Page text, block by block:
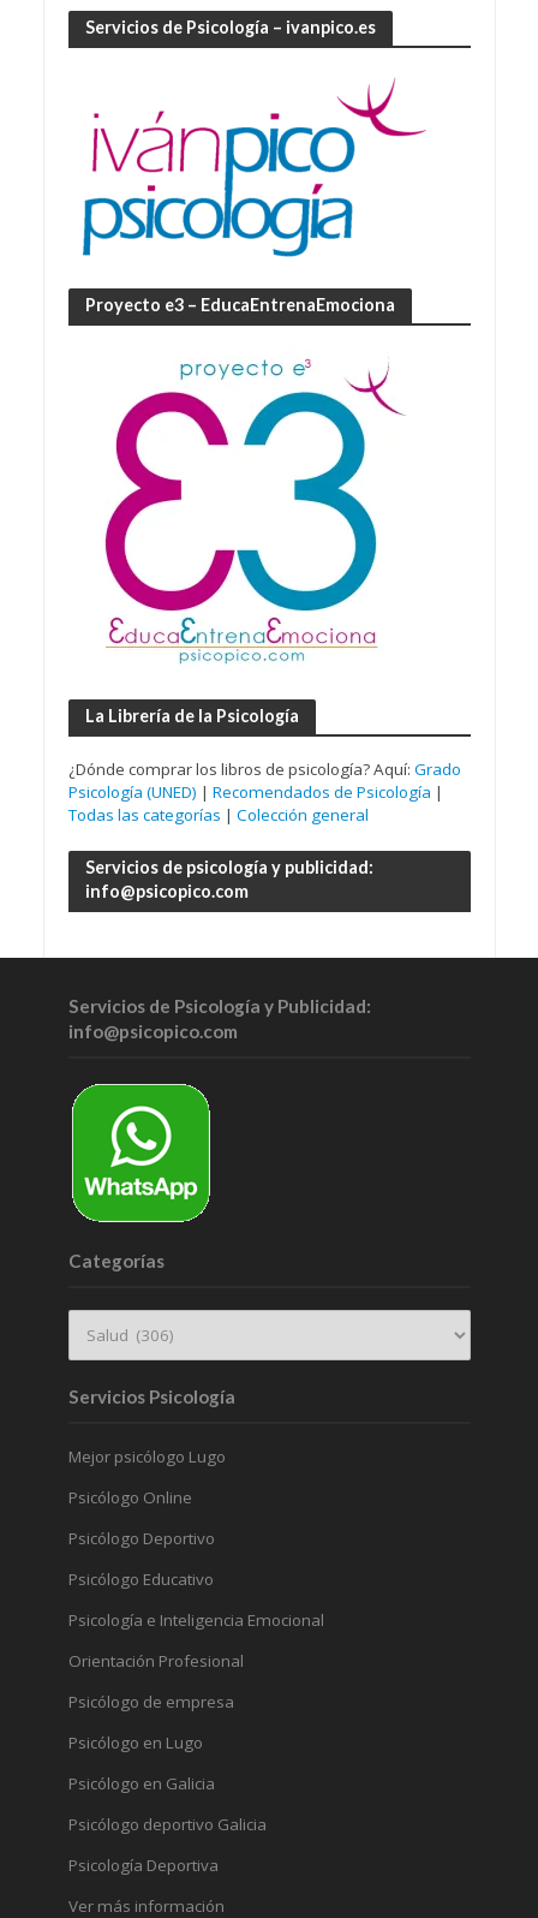
Servicios de Psicología – ivanpico.es
Proyecto e3 – EducaEntrenaEmociona
La Librería de la Psicología
¿Dónde comprar los libros de psicología? Aquí: Grado
Psicología (UNED) | Recomendados de Psicología |
Todas las categorías | Colección general
Servicios de psicología y publicidad:
info@psicopico.com
Servicios de Psicología y Publicidad:
info@psicopico.com
Categorías
Servicios Psicología
Mejor psicólogo Lugo
Psicólogo Online
Psicólogo Deportivo
Psicólogo Educativo
Psicología e Inteligencia Emocional
Orientación Profesional
Psicólogo de empresa
Psicólogo en Lugo
Psicólogo en Galicia
Psicólogo deportivo Galicia
Psicología Deportiva
Ver más información